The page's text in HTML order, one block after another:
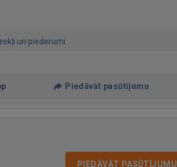
un piederumi.
Piedāvāt pasūtījumu
PIEDĀVĀT PASŪTĪJUMU